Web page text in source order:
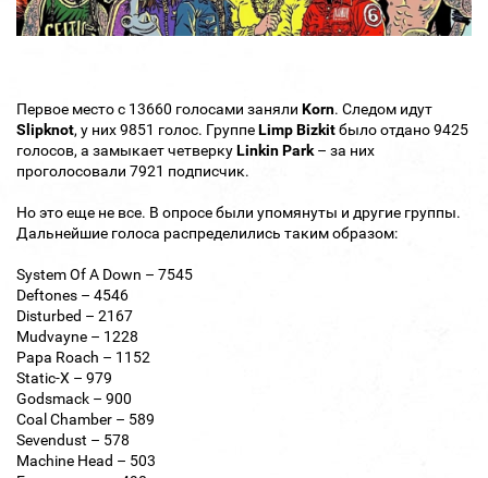
Первое место с 13660 голосами заняли Korn. Следом идут
Slipknot, у них 9851 голос. ГруппеLimp Bizkitбыло отдано 9425
голосов, а замыкает четверкуLinkin Park – за них
проголосовали 7921 подписчик.
Но это еще не все. В опросе были упомянуты и другие группы.
Дальнейшие голоса распределились таким образом:
System Of A Down – 7545
Deftones – 4546
Disturbed – 2167
Mudvayne – 1228
Papa Roach – 1152
Static-X – 979
Godsmack – 900
Coal Chamber – 589
Sevendust – 578
Machine Head – 503